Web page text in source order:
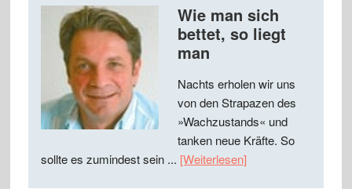
Wie man sich
bettet, so liegt
man
Nachts erholen wir uns
von den Strapazen des
»Wachzustands« und
tanken neue Kräfte. So
sollte es zumindest sein ... [Weiterlesen]